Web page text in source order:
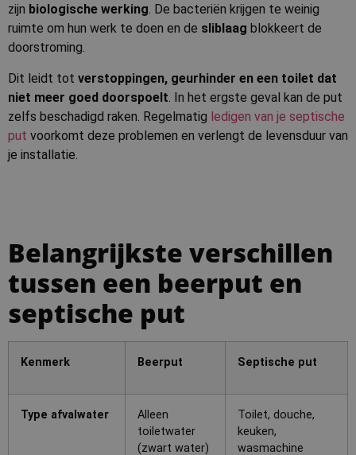
zijn biologische werking. De bacteriën krijgen te weinig
ruimte om hun werk te doen en de sliblaag blokkeert de
doorstroming.
Dit leidt tot verstoppingen, geurhinder en een toilet dat
niet meer goed doorspoelt. In het ergste geval kan de put
zelfs beschadigd raken. Regelmatig ledigen van je septische
put voorkomt deze problemen en verlengt de levensduur van
je installatie.
Belangrijkste verschillen
tussen een beerput en
septische put
Kenmerk Beerput Septische put
Type afvalwater
Alleen
toiletwater
(zwart water)
Toilet, douche,
keuken,
wasmachine